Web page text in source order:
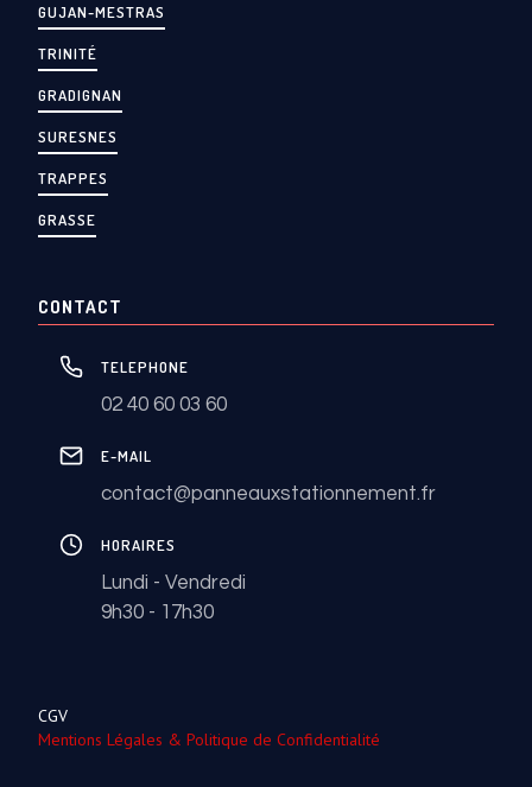
GUJAN-MESTRAS
TRINITÉ
GRADIGNAN
SURESNES
TRAPPES
GRASSE
CONTACT
TELEPHONE
02 40 60 03 60
E-MAIL
contact@panneauxstationnement.fr
HORAIRES
Lundi - Vendredi
9h30 - 17h30
CGV
Mentions Légales & Politique de Confidentialité